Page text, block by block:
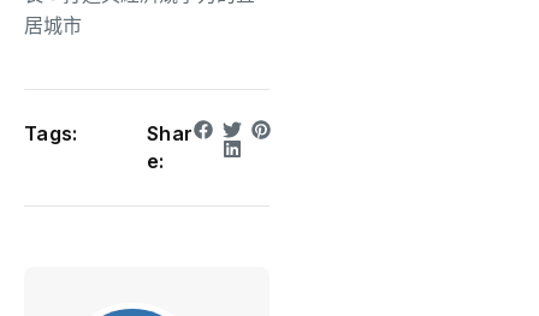
居城市
Tags:
Shar
e: